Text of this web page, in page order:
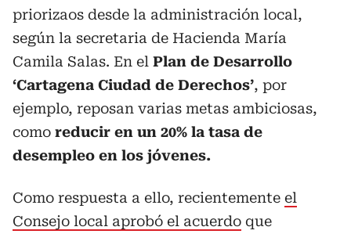
priorizaos desde la administración local,
según la secretaria de Hacienda María
Camila Salas. En el Plan de Desarrollo
‘Cartagena Ciudad de Derechos’, por
ejemplo, reposan varias metas ambiciosas,
como reducir en un 20% la tasa de
desempleo en los jóvenes.
Como respuesta a ello, recientemente el
Consejo local aprobó el acuerdo que